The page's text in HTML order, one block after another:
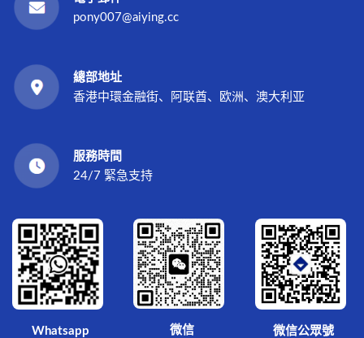
pony007@aiying.cc
總部地址
香港中環金融街、阿联酋、欧洲、澳大利亚
服務時間
24/7 緊急支持
Whatsapp 微信 微信公眾號